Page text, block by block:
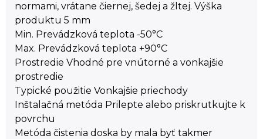
normami, vrátane čiernej, šedej a žltej. Výška
produktu 5 mm
Min. Prevádzková teplota -50°C
Max. Prevádzková teplota +90°C
Prostredie Vhodné pre vnútorné a vonkajšie
prostredie
Typické použitie Vonkajšie priechody
Inštalačná metóda Prilepte alebo priskrutkujte k
povrchu
Metóda čistenia doska by mala byť takmer